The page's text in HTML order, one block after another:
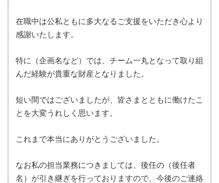
在職中は公私ともに多大なるご支援をいただき心より
感謝いたします。
特に（企画名など）では、チーム一丸となって取り組
んだ経験が貴重な財産となりました。
短い間ではございましたが、皆さまとともに働けたこ
とを大変うれしく思います。
これまで本当にありがとうございました。
なお私の担当業務につきましては、後任の（後任者
名）が引き継ぎを行っておりますので、今後のご連絡